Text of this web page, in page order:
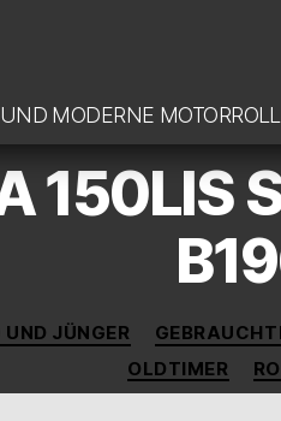
MODERNE
150LIS
JÜNGER
OLDTIMER